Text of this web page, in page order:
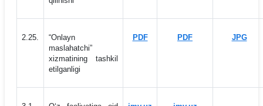
2.25.
“Onlayn
maslahatchi”
xizmatining tashkil
etilganligi
PDF PDF JPG